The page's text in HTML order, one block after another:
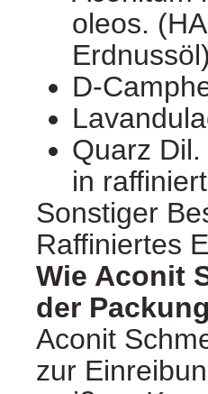
oleos.
D-
Quarz
in
Sonstiger
Raffiniertes
Wie Aconit
der Packung
Aconit
zur